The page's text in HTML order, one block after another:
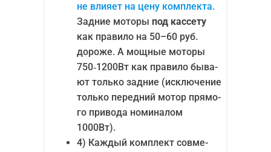
не вли­я­ет на цену ком­плек­та.
Зад­ние мото­ры под кас­се­ту
как пра­ви­ло на 50–60 руб.
доро­же. А мощ­ные мото­ры
750‑1200Вт как пра­ви­ло быва­
ют толь­ко зад­ние (исклю­че­ние
толь­ко перед­ний мотор пря­мо­
го при­во­да номи­на­лом
1000Вт).
4) Каж­дый ком­плект сов­ме­